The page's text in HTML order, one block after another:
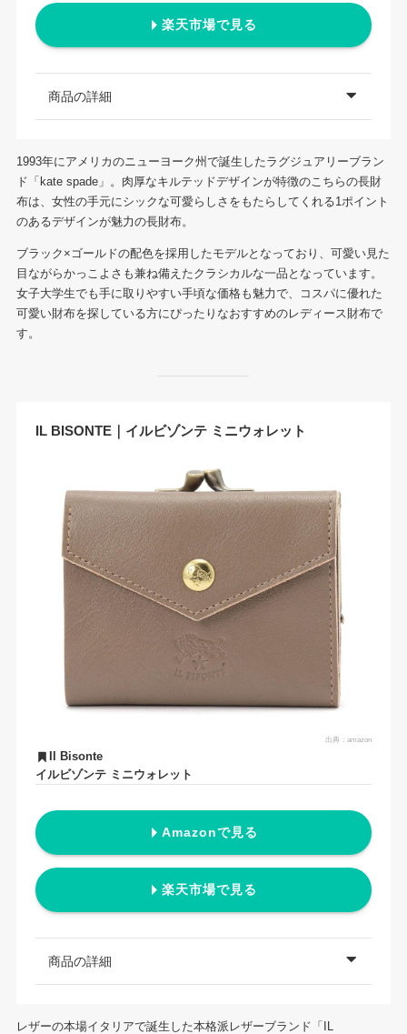
楽天市場で見る
商品の詳細
1993年にアメリカのニューヨーク州で誕生したラグジュアリーブラン
ド「kate spade」。肉厚なキルテッドデザインが特徴のこちらの長財
布は、女性の手元にシックな可愛らしさをもたらしてくれる1ポイント
のあるデザインが魅力の長財布。
ブラック×ゴールドの配色を採用したモデルとなっており、可愛い見た
目ながらかっこよさも兼ね備えたクラシカルな一品となっています。
女子大学生でも手に取りやすい手頃な価格も魅力で、コスパに優れた
可愛い財布を探している方にぴったりなおすすめのレディース財布で
す。
IL BISONTE｜イルビゾンテ ミニウォレット
出典：amazon
Il Bisonte
イルビゾンテ ミニウォレット
Amazonで見る
楽天市場で見る
商品の詳細
レザーの本場イタリアで誕生した本格派レザーブランド「IL